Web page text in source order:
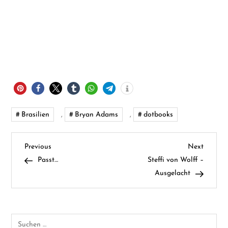
Brasilien , Bryan Adams , dotbooks
B
t
Previous
Post
Previous
Passt…
Next
Post
Next
Steffi von Wolff –
Ausgelacht
Suchen